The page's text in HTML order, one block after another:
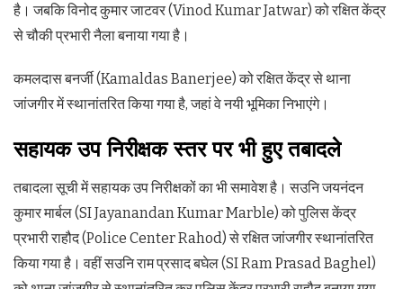
है। जबकि विनोद कुमार जाटवर (Vinod Kumar Jatwar) को रक्षित केंद्र
से चौकी प्रभारी नैला बनाया गया है।
कमलदास बनर्जी (Kamaldas Banerjee) को रक्षित केंद्र से थाना
जांजगीर में स्थानांतरित किया गया है, जहां वे नयी भूमिका निभाएंगे।
सहायक उप निरीक्षक स्तर पर भी हुए तबादले
तबादला सूची में सहायक उप निरीक्षकों का भी समावेश है। सउनि जयनंदन
कुमार मार्बल (SI Jayanandan Kumar Marble) को पुलिस केंद्र
प्रभारी राहौद (Police Center Rahod) से रक्षित जांजगीर स्थानांतरित
किया गया है। वहीं सउनि राम प्रसाद बघेल (SI Ram Prasad Baghel)